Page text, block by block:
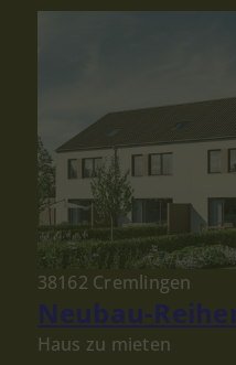
38162 Cremlingen
Haus zu mieten